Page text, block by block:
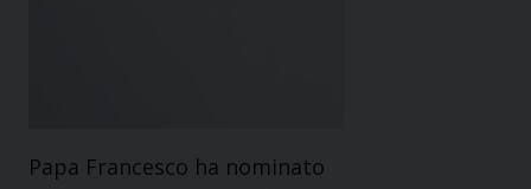
Papa Francesco ha nominato